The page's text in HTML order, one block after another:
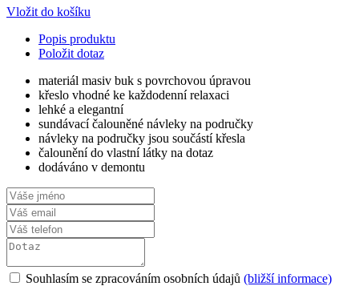
Vložit do košíku
Popis produktu
Položit dotaz
materiál masiv buk s povrchovou úpravou
křeslo vhodné ke každodenní relaxaci
lehké a elegantní
sundávací čalouněné návleky na područky
návleky na područky jsou součástí křesla
čalounění do vlastní látky na dotaz
dodáváno v demontu
Souhlasím se zpracováním osobních údajů (bližší informace)